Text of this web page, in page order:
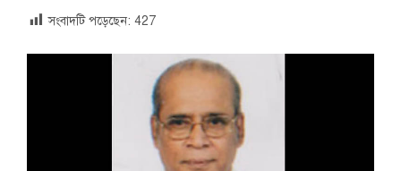
সংবাদটি পড়েছেন: 427